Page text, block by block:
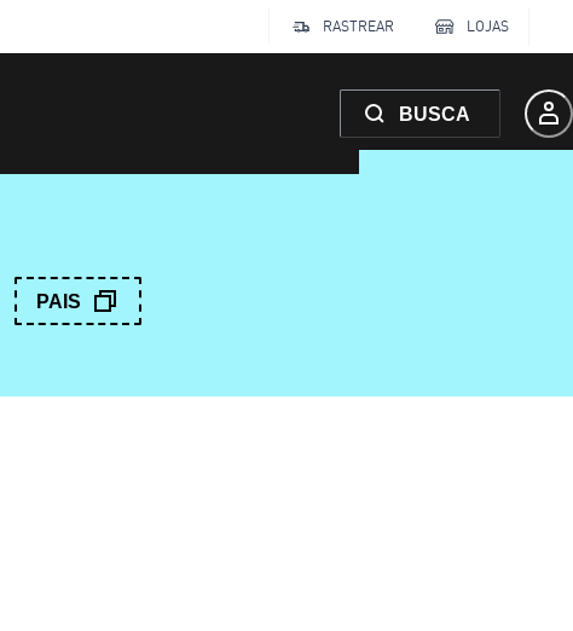
RASTREAR LOJAS
BUSCA
PAIS